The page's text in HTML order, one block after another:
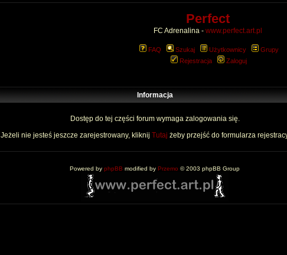
Perfect
FC Adrenalina - www.perfect.art.pl
FAQ Szukaj Użytkownicy
Grupy
Rejestracja
Zaloguj
Informacja
Dostęp do tej części forum wymaga zalogowania się.
Jeżeli nie jesteś jeszcze zarejestrowany, kliknij Tutaj żeby przejść do formularza
Powered by phpBB modified by Przemo © 2003 phpBB Group